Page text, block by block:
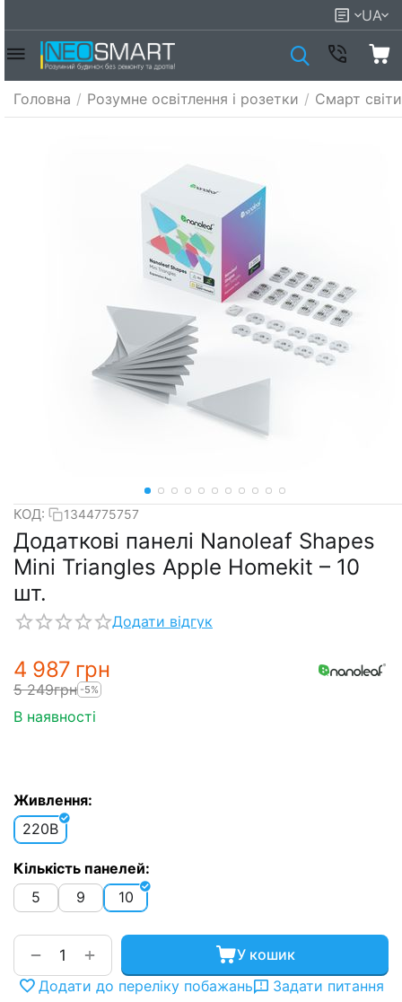
UA
Головна / Розумне освітлення і розетки / Смарт
КОД: 1344775757
Додаткові панелі Nanoleaf Shapes
Mini Triangles Apple Homekit – 10
шт.
Додати відгук
4 987 грн
5 249грн -5%
В наявності
Живлення:
220В
Кількість панелей:
5
9 10
+
−
У кошик
Додати до переліку побажань
Задати питання